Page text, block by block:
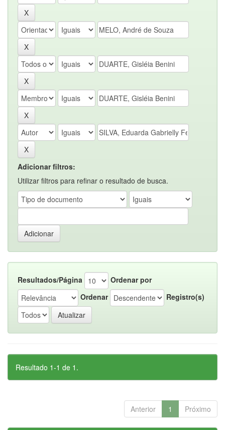
Adicionar filtros:
Utilizar filtros para refinar o resultado de busca.
Resultados/Página
Ordenar por
Ordenar
Registro(s)
Resultado 1-1 de 1.
Anterior 1 Próximo